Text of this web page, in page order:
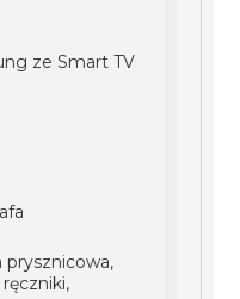
ze Smart TV
prysznicowa,